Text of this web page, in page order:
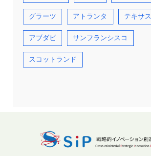
グラーツ アトランタ テキサス
アブダビ サンフランシスコ
スコットランド